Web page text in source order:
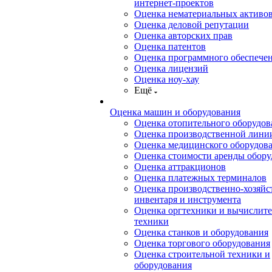
интернет-проектов
Оценка нематериальных активов
Оценка деловой репутации
Оценка авторских прав
Оценка патентов
Оценка программного
Оценка лицензий
Оценка ноу-хау
Ещё
Оценка машин и оборудования
Оценка отопительного
Оценка производственной
Оценка медицинского
Оценка стоимости аренды
Оценка аттракционов
Оценка платежных терминалов
Оценка производственно-
инвентаря и инструмента
Оценка оргтехники и
техники
Оценка станков и оборудования
Оценка торгового оборудования
Оценка строительной техники и
оборудования